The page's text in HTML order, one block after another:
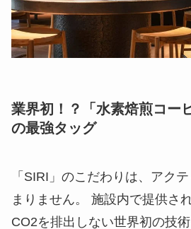
業界初！？「水素焙煎コー
の最強タッグ
「SIRI」のこだわりは、アク
まりません。 施設内で提供さ
CO2を排出しない世界初の技